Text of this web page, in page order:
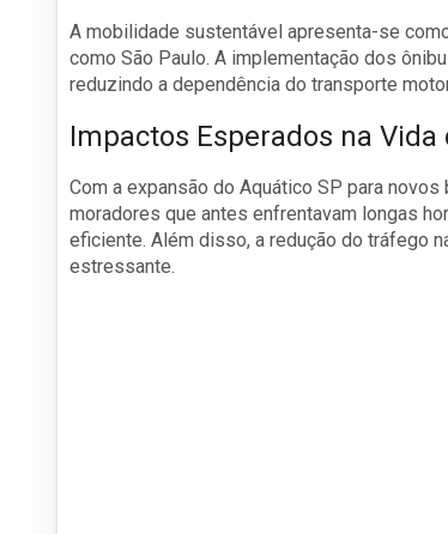
A mobilidade sustentável apresenta-se
como São Paulo. A implementação dos
reduzindo a dependência do transporte
Impactos Esperados na
Com a expansão do Aquático SP para
moradores que antes enfrentavam longas
eficiente. Além disso, a redução do tráfego
estressante.